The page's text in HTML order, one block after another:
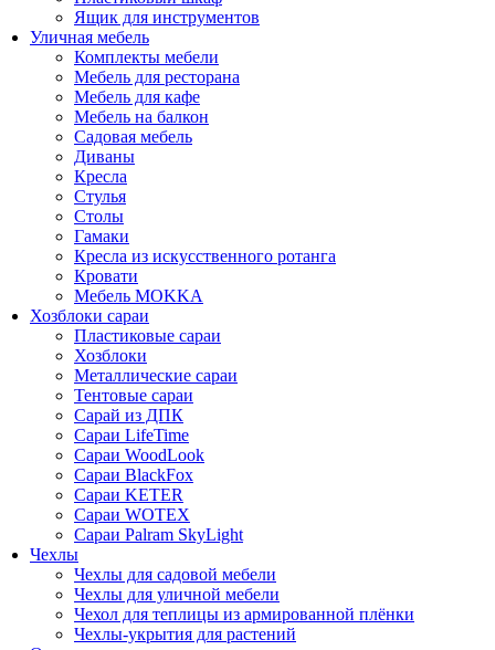
Ящик для инструментов
Уличная мебель
Комплекты мебели
Мебель для ресторана
Мебель для кафе
Мебель на балкон
Садовая мебель
Диваны
Кресла
Стулья
Столы
Гамаки
Кресла из искусственного ротанга
Кровати
Мебель MOKKA
Хозблоки сараи
Пластиковые сараи
Хозблоки
Металлические сараи
Тентовые сараи
Сарай из ДПК
Cараи LifeTime
Cараи WoodLook
Сараи BlackFox
Сараи KETER
Сараи WOTEX
Сараи Palram SkyLight
Чехлы
Чехлы для садовой мебели
Чехлы для уличной мебели
Чехол для теплицы из армированной плёнки
Чехлы-укрытия для растений